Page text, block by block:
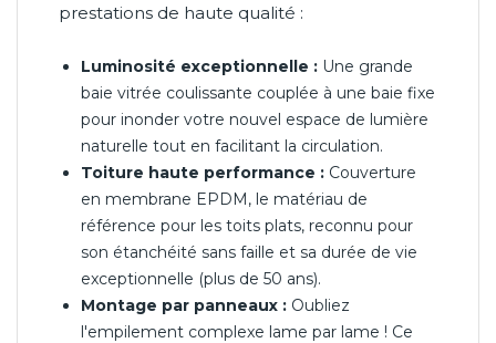
prestations de haute qualité :
Luminosité exceptionnelle : Une grande
baie vitrée coulissante couplée à une baie fixe
pour inonder votre nouvel espace de lumière
naturelle tout en facilitant la circulation.
Toiture haute performance : Couverture
en membrane EPDM, le matériau de
référence pour les toits plats, reconnu pour
son étanchéité sans faille et sa durée de vie
exceptionnelle (plus de 50 ans).
Montage par panneaux : Oubliez
l'empilement complexe lame par lame ! Ce